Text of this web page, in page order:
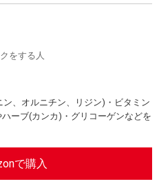
をする人
、オルニチン、リジン)・ビタミン
ーブ(カンカ)・グリコーゲンなどを
で購入